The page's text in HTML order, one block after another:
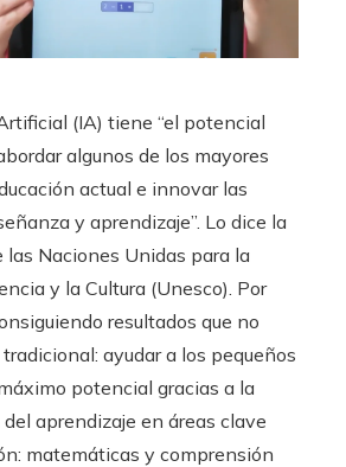
(IA) tiene “el potencial
algunos de los mayores
actual e innovar las
y aprendizaje”. Lo dice la
las Naciones Unidas para la
y la Cultura (Unesco). Por
resultados que no
ayudar a los pequeños
potencial gracias a la
aprendizaje en áreas clave
matemáticas y comprensión